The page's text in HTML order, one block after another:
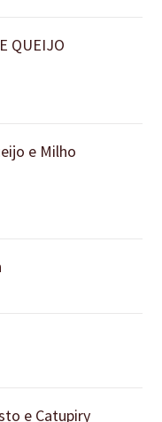
QUEIJO
e Milho
e Catupiry